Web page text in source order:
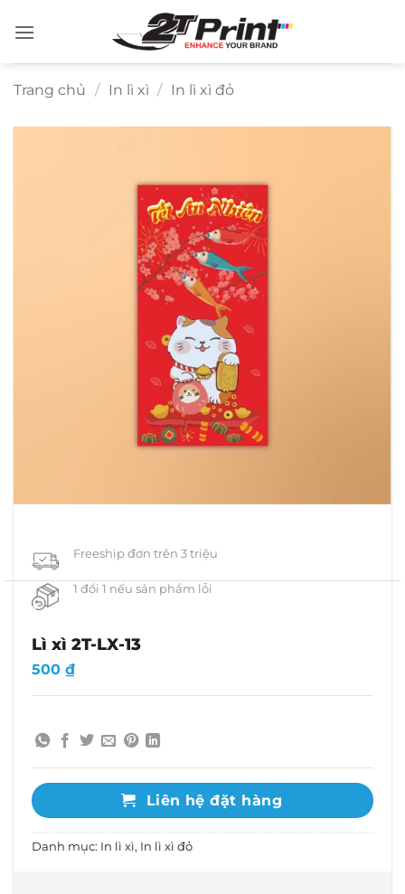
qua
Trang chủ / In lì xì / In lì xì đỏ
Freeship đơn trên 3 triệu
1 đổi 1 nếu sản phẩm lỗi
Lì xì 2T-LX-13
500 ₫
Liên hệ đặt hàng
Danh mục: In lì xì, In lì xì đỏ